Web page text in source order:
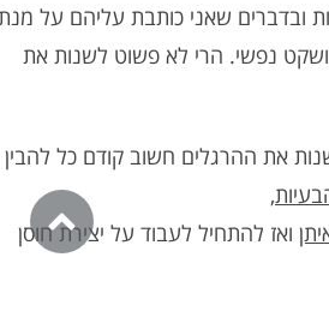
ובדברים שאני כותבת עליהם על
נפשי. הרי לא פשוט לשנות את
את ההרגלים חשוב קודם כל להבין
ואז להתחיל לעבוד על יצירת חוסן